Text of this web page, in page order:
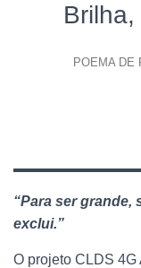
POEMA DE
“Para ser grande,
exclui.”
O projeto CLDS